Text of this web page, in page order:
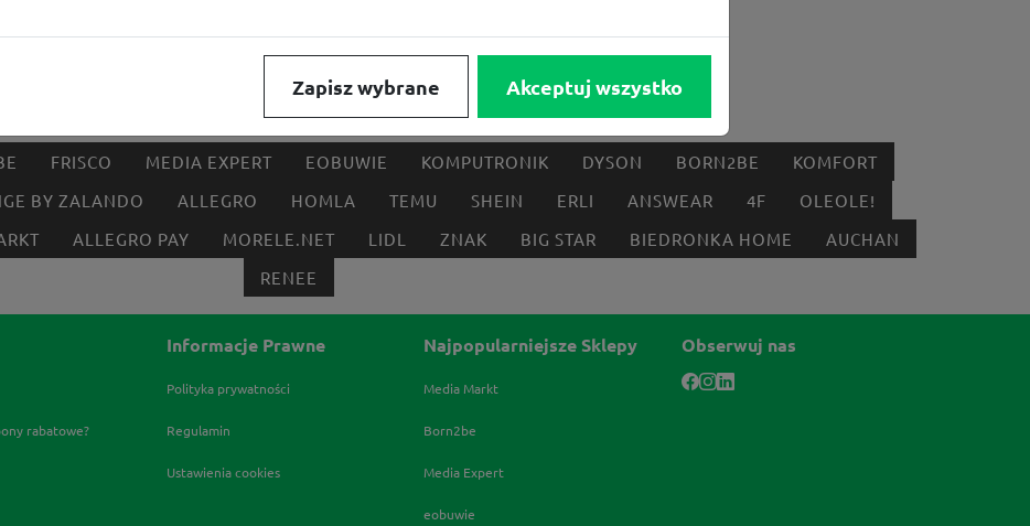
FRISCO MEDIA EXPERT EOBUWIE KOMPUTRONIK DYSON BORN2BE
KOMFORT
BY ZALANDO ALLEGRO HOMLA TEMU SHEIN ERLI ANSWEAR 4F
OLEOLE!
ALLEGRO PAY MORELE.NET LIDL ZNAK BIG STAR BIEDRONKA HOME
AUCHAN
RENEE
rabatowe?
Informacje Prawne
Polityka prywatności
Regulamin
Ustawienia cookies
Najpopularniejsze Sklepy
Media Markt
Born2be
Media Expert
eobuwie
Obserwuj nas
Zapisz wybrane Akceptuj wszystko